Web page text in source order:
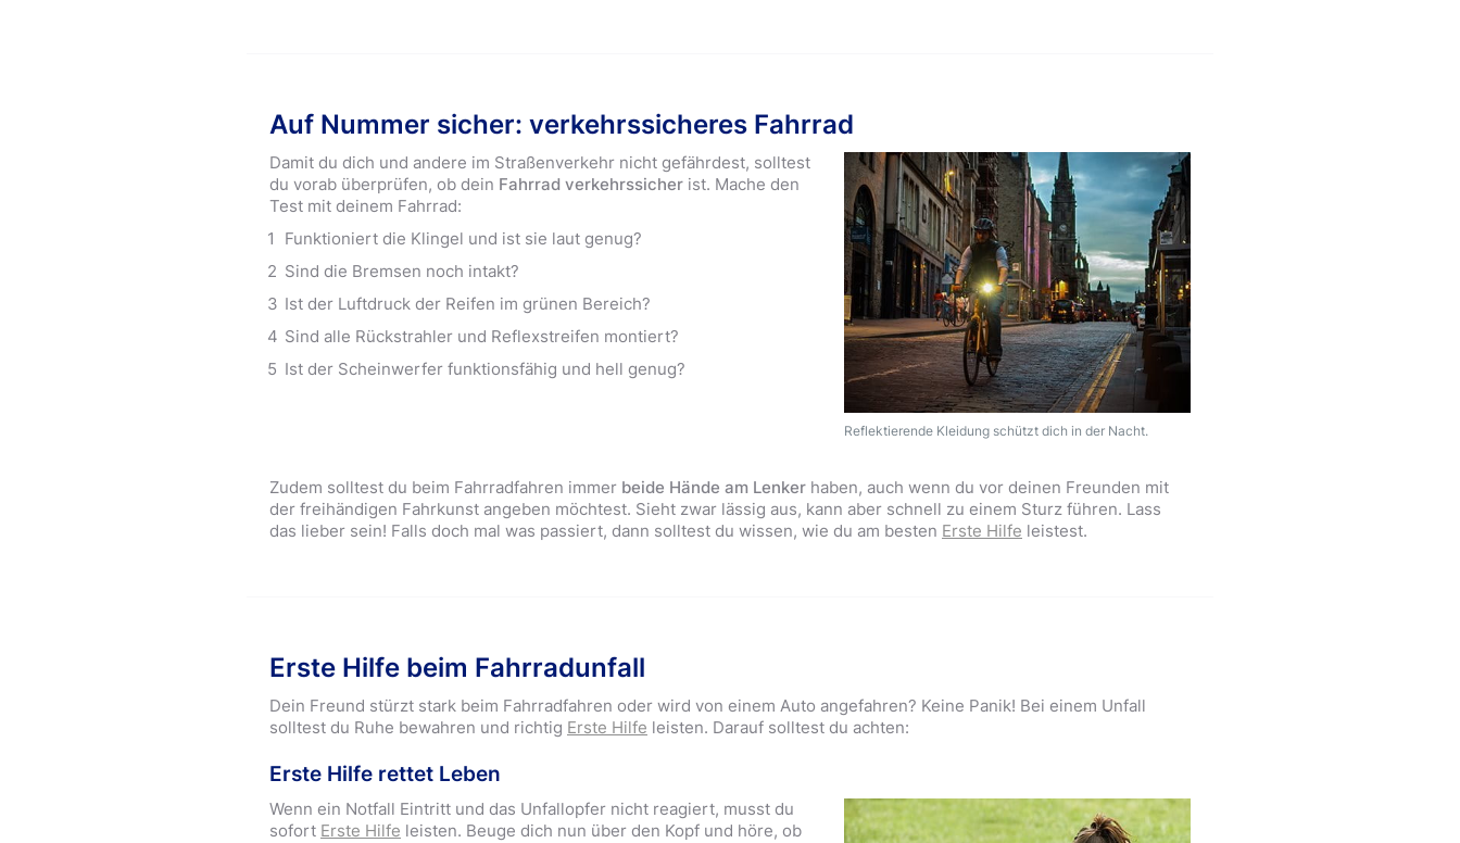
Auf Nummer sicher: verkehrssicheres Fahrrad
Reflektierende Kleidung schützt dich in der Nacht.
Damit du dich und andere im Straßenverkehr nicht gefährdest, solltest
du vorab überprüfen, ob dein Fahrrad verkehrssicher ist. Mache den
Test mit deinem Fahrrad:
Funktioniert die Klingel und ist sie laut genug?
Sind die Bremsen noch intakt?
Ist der Luftdruck der Reifen im grünen Bereich?
Sind alle Rückstrahler und Reflexstreifen montiert?
Ist der Scheinwerfer funktionsfähig und hell genug?
Zudem solltest du beim Fahrradfahren immer beide Hände am Lenker haben, auch wenn du vor deinen Freunden mit
der freihändigen Fahrkunst angeben möchtest. Sieht zwar lässig aus, kann aber schnell zu einem Sturz führen. Lass
das lieber sein! Falls doch mal was passiert, dann solltest du wissen, wie du am besten Erste Hilfe leistest.
Erste Hilfe beim Fahrradunfall
Dein Freund stürzt stark beim Fahrradfahren oder wird von einem Auto angefahren? Keine Panik! Bei einem Unfall
solltest du Ruhe bewahren und richtig Erste Hilfe leisten. Darauf solltest du achten:
Erste Hilfe rettet Leben
Wenn ein Notfall Eintritt und das Unfallopfer nicht reagiert, musst du
sofort Erste Hilfe leisten. Beuge dich nun über den Kopf und höre, ob